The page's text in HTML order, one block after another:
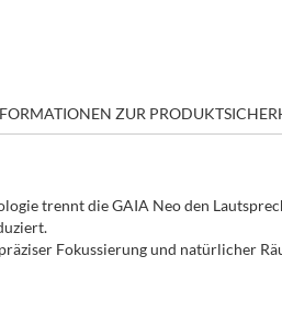
ZUR
trennt die GAIA Neo den
Fokussierung und natürlicher